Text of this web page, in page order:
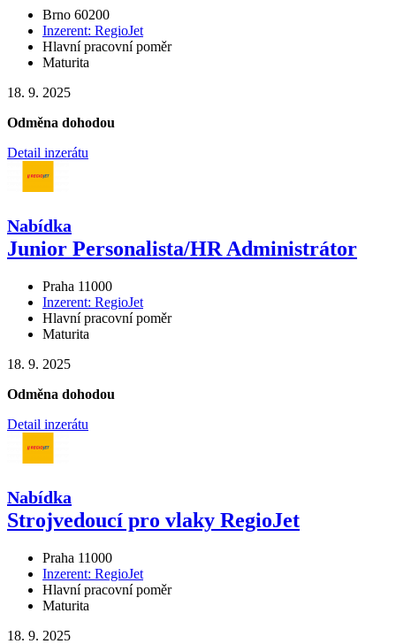
Brno 60200
Inzerent: RegioJet
Hlavní pracovní poměr
Maturita
18. 9. 2025
Odměna dohodou
Detail inzerátu
Nabídka
Junior Personalista/HR Administrátor
Praha 11000
Inzerent: RegioJet
Hlavní pracovní poměr
Maturita
18. 9. 2025
Odměna dohodou
Detail inzerátu
Nabídka
Strojvedoucí pro vlaky RegioJet
Praha 11000
Inzerent: RegioJet
Hlavní pracovní poměr
Maturita
18. 9. 2025